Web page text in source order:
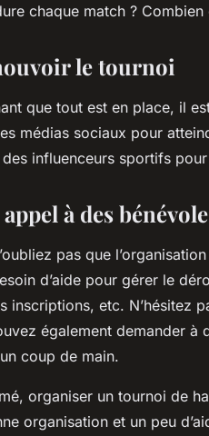
chaque match ?
le tournoi
que tout est en place, il
médias sociaux pour
influenceurs sportifs
à des
pas que
d’aide pour gérer le
inscriptions, etc. N’hésitez
également demander
coup de main.
organiser un tournoi de
organisation et un peu